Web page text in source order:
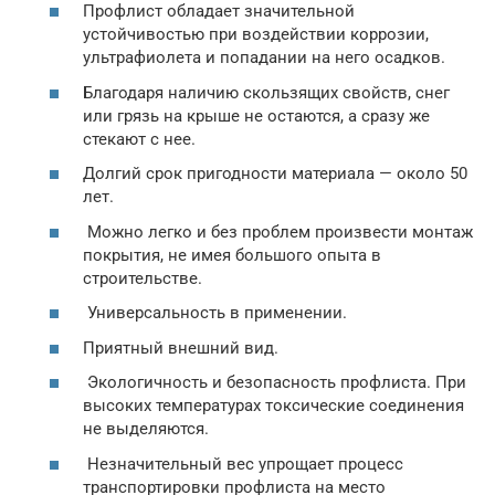
Профлист обладает значительной
устойчивостью при воздействии коррозии,
ультрафиолета и попадании на него осадков.
Благодаря наличию скользящих свойств, снег
или грязь на крыше не остаются, а сразу же
стекают с нее.
Долгий срок пригодности материала — около 50
лет.
Можно легко и без проблем произвести монтаж
покрытия, не имея большого опыта в
строительстве.
Универсальность в применении.
Приятный внешний вид.
Экологичность и безопасность профлиста. При
высоких температурах токсические соединения
не выделяются.
Незначительный вес упрощает процесс
транспортировки профлиста на место